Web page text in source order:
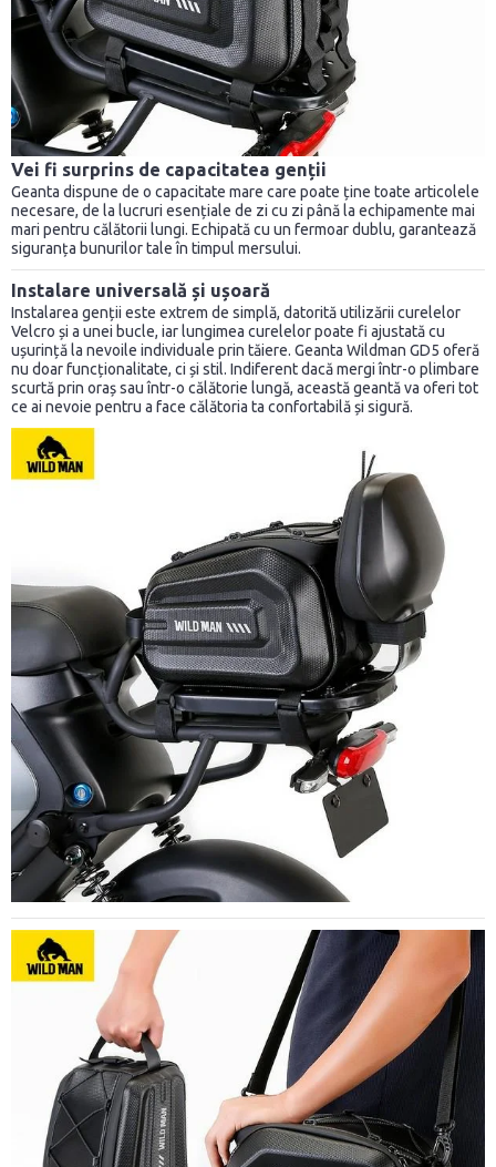
Vei fi surprins de capacitatea genții
Geanta dispune de o capacitate mare care poate ține toate articolele
necesare, de la lucruri esențiale de zi cu zi până la echipamente mai
mari pentru călătorii lungi. Echipată cu un fermoar dublu, garantează
siguranța bunurilor tale în timpul mersului.
Instalare universală și ușoară
Instalarea genții este extrem de simplă, datorită utilizării curelelor
Velcro și a unei bucle, iar lungimea curelelor poate fi ajustată cu
ușurință la nevoile individuale prin tăiere. Geanta Wildman GD5 oferă
nu doar funcționalitate, ci și stil. Indiferent dacă mergi într-o plimbare
scurtă prin oraș sau într-o călătorie lungă, această geantă va oferi tot
ce ai nevoie pentru a face călătoria ta confortabilă și sigură.